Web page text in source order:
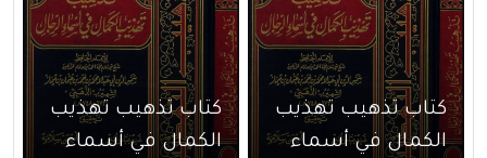
كتاب تذهيب تهذيب
الكمال في أسماء
كتاب تذهيب تهذيب
الكمال في أسماء